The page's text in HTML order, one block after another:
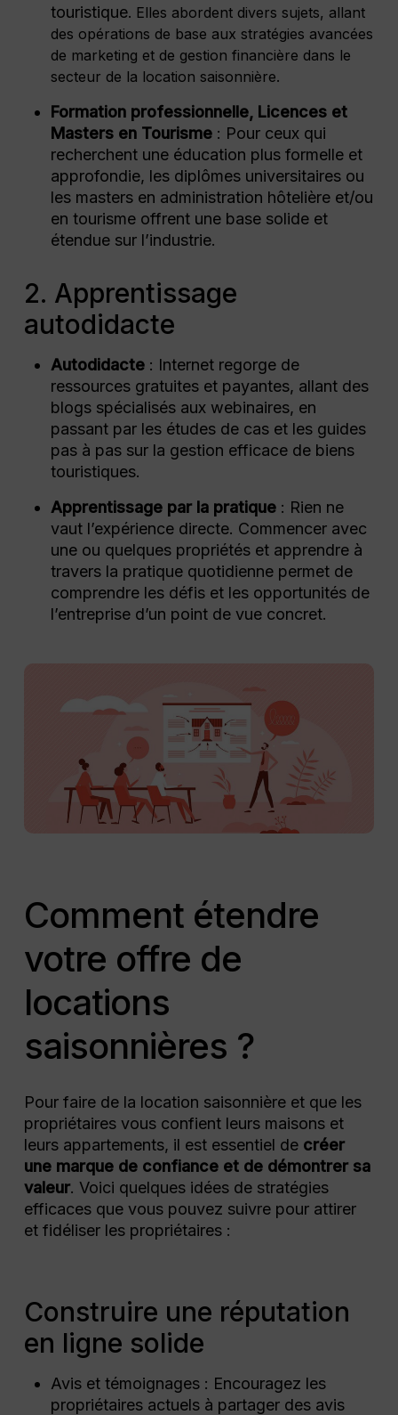
touristique. Elles abordent divers sujets, allant
des opérations de base aux stratégies avancées
de marketing et de gestion financière dans le
secteur de la location saisonnière.
Formation professionnelle, Licences et
Masters en Tourisme : Pour ceux qui
recherchent une éducation plus formelle et
approfondie, les diplômes universitaires ou
les masters en administration hôtelière et/ou
en tourisme offrent une base solide et
étendue sur l’industrie.
2. Apprentissage
autodidacte
Autodidacte : Internet regorge de
ressources gratuites et payantes, allant des
blogs spécialisés aux webinaires, en
passant par les études de cas et les guides
pas à pas sur la gestion efficace de biens
touristiques.
Apprentissage par la pratique : Rien ne
vaut l’expérience directe. Commencer avec
une ou quelques propriétés et apprendre à
travers la pratique quotidienne permet de
comprendre les défis et les opportunités de
l’entreprise d’un point de vue concret.
Comment étendre
votre offre de
locations
saisonnières ?
Pour faire de la location saisonnière et que les
propriétaires vous confient leurs maisons et
leurs appartements, il est essentiel de créer
une marque de confiance et de démontrer sa
valeur. Voici quelques idées de stratégies
efficaces que vous pouvez suivre pour attirer
et fidéliser les propriétaires :
Construire une réputation
en ligne solide
Avis et témoignages : Encouragez les
propriétaires actuels à partager des avis